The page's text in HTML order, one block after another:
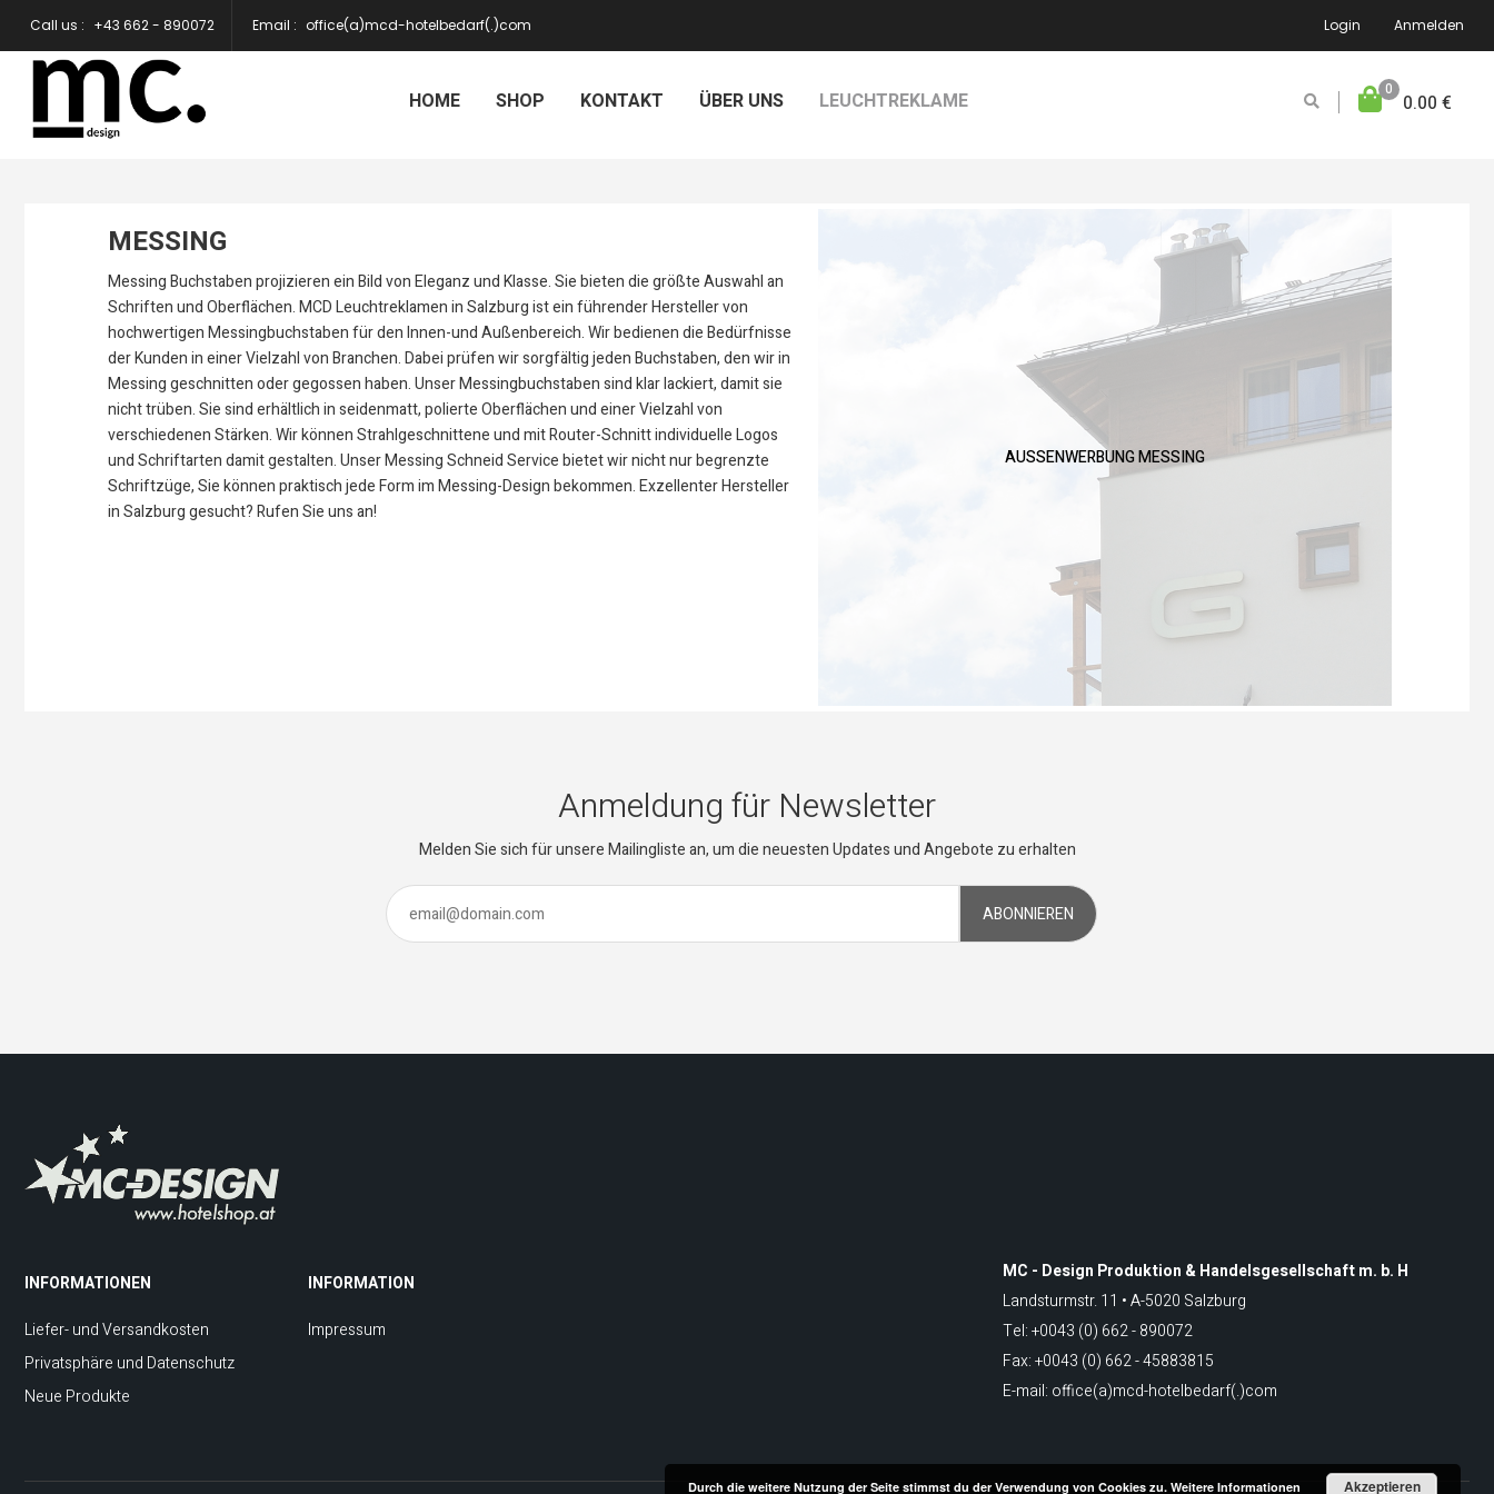
Call us : +43 662 - 890072 Email : office(a)mcd-hotelbedarf(.)com Login Anmelden
HOME SHOP KONTAKT ÜBER UNS LEUCHTREKLAME 0
0.00 €
MESSING
Messing Buchstaben projizieren ein Bild von Eleganz und Klasse. Sie bieten die größte Auswahl an
Schriften und Oberflächen. MCD Leuchtreklamen in Salzburg ist ein führender Hersteller von
hochwertigen Messingbuchstaben für den Innen-und Außenbereich. Wir bedienen die Bedürfnisse
der Kunden in einer Vielzahl von Branchen. Dabei prüfen wir sorgfältig jeden Buchstaben, den wir in
Messing geschnitten oder gegossen haben. Unser Messingbuchstaben sind klar lackiert, damit sie
nicht trüben. Sie sind erhältlich in seidenmatt, polierte Oberflächen und einer Vielzahl von
verschiedenen Stärken. Wir können Strahlgeschnittene und mit Router-Schnitt individuelle Logos
und Schriftarten damit gestalten. Unser Messing Schneid Service bietet wir nicht nur begrenzte
Schriftzüge, Sie können praktisch jede Form im Messing-Design bekommen. Exzellenter Hersteller
in Salzburg gesucht? Rufen Sie uns an!
AUSSENWERBUNG MESSING
Anmeldung für Newsletter
Melden Sie sich für unsere Mailingliste an, um die neuesten Updates und Angebote zu erhalten
INFORMATIONEN
Liefer- und Versandkosten
Privatsphäre und Datenschutz
Neue Produkte
INFORMATION
Impressum
MC - Design Produktion & Handelsgesellschaft m. b. H
Landsturmstr. 11 • A-5020 Salzburg
Tel: +0043 (0) 662 - 890072
Fax: +0043 (0) 662 - 45883815
E-mail: office(a)mcd-hotelbedarf(.)com
Durch die weitere Nutzung der Seite stimmst du der Verwendung von Cookies zu. Weitere Informationen Akzeptieren